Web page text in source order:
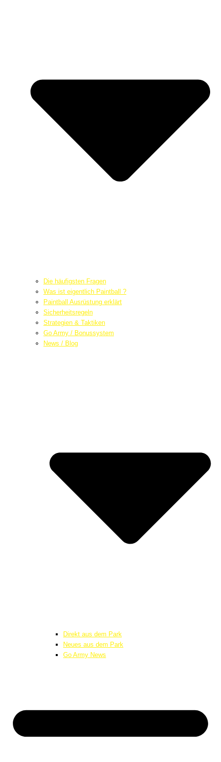
Die häufigsten Fragen
Was ist eigentlich Paintball ?
Paintball Ausrüstung erklärt
Sicherheitsregeln
Strategien & Taktiken
Go Army / Bonussystem
News / Blog
Direkt aus dem Park
Neues aus dem Park
Go Army News